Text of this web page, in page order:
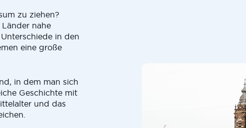
zu ziehen?
nahe
in den
eine große
in dem man sich
Geschichte mit
und das